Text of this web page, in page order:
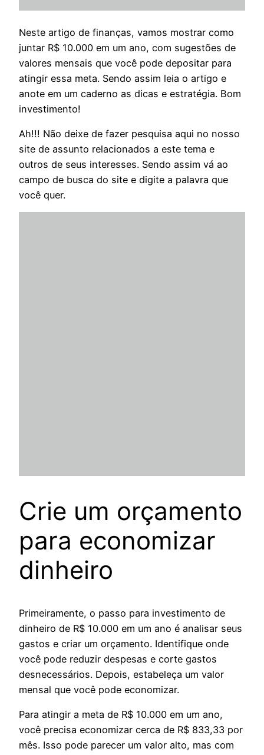
Neste artigo de finanças, vamos mostrar como
juntar R$ 10.000 em um ano, com sugestões de
valores mensais que você pode depositar para
atingir essa meta. Sendo assim leia o artigo e
anote em um caderno as dicas e estratégia. Bom
investimento!
Ah!!! Não deixe de fazer pesquisa aqui no nosso
site de assunto relacionados a este tema e
outros de seus interesses. Sendo assim vá ao
campo de busca do site e digite a palavra que
você quer.
Crie um orçamento
para economizar
dinheiro
Primeiramente, o passo para investimento de
dinheiro de R$ 10.000 em um ano é analisar seus
gastos e criar um orçamento. Identifique onde
você pode reduzir despesas e corte gastos
desnecessários. Depois, estabeleça um valor
mensal que você pode economizar.
Para atingir a meta de R$ 10.000 em um ano,
você precisa economizar cerca de R$ 833,33 por
mês. Isso pode parecer um valor alto, mas com